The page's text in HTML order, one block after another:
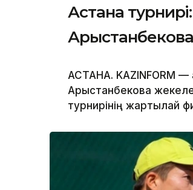
Астана
АСТАНА. KAZINFORM
Арыстанбекова
турнирінің жартылай